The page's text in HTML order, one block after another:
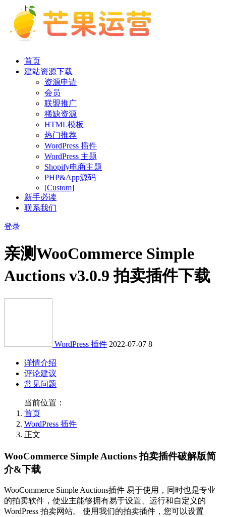
首页
建站资源下载
资源申请
会员
联盟推广
稀缺资源
HTML模板
热门推荐
WordPress 插件
WordPress 主题
Shopify电商主题
PHP&App源码
[Custom]
新手必读
联系我们
登录
亲测WooCommerce Simple
Auctions v3.0.9 拍卖插件下载
WordPress 插件 2022-07-07 8
详情介绍
评论建议
常见问题
当前位置：
首页
WordPress 插件
正文
WooCommerce Simple Auctions 拍卖插件破解版简
介&下载
WooCommerce Simple Auctions插件 易于使用，同时也是专业
的拍卖软件，使业主能够拥有易于设置、运行和自定义的
WordPress 拍卖网站。 使用我们的拍卖插件，您可以设置